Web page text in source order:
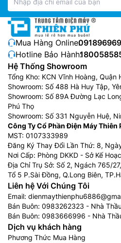
Mua Hàng Online:
Hotline Bảo Hành:
Hệ Thống Showroom
Tổng Kho: KCN Vĩnh Hoàng, Quận
Showroom: Số 488 Hà Huy Tập,
Showroom: Số 89A Đường Lạc
Phú Thọ
Showroom: Số 331 Nguyễn Huệ,
Công Ty Cổ Phần Điện Máy Thiên
MST: 0107333989
Đăng Ký Thay Đổi Lần Thứ: 8,
Nơi Cấp: Phòng DKKD - Sở Kế
Địa Chỉ Trụ Sở: Số 2, Ngách 765/
Tổ 5 P.Sài Đồng, Q.Long Biên,
Liên hệ Với Chúng Tôi
Email:
Bán Buôn: 0983262323 - Nhà
Bán Buôn: 0983666996 - Nhà
Dịch vụ khách hàng
Phương Thức Mua Hàng